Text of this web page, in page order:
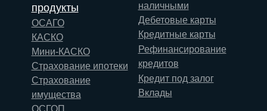
наличными
Дебетовые карты
Кредитные карты
Рефинансирование
кредитов
Кредит под залог
Вклады
продукты
ОСАГО
КАСКО
Мини-КАСКО
Страхование ипотеки
Страхование
имущества
ОСГОП